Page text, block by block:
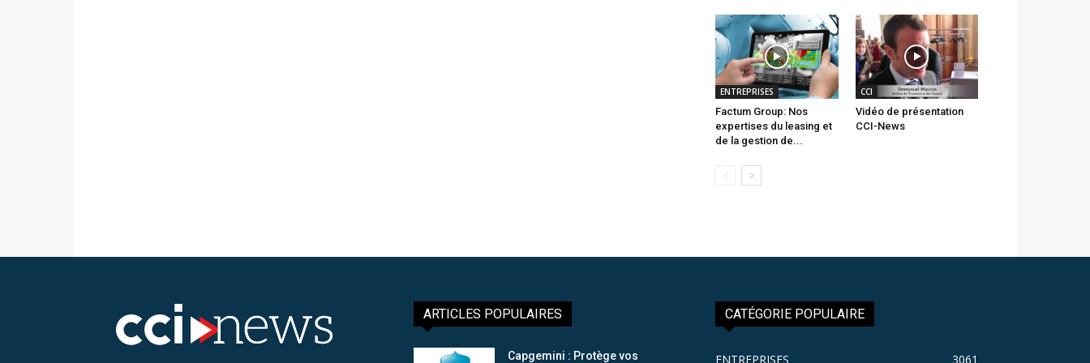
ENTREPRISES
Factum Group: Nos
expertises du leasing et
de la gestion de...
CCI
Vidéo de présentation
CCI-News
ARTICLES POPULAIRES
Capgemini : Protège vos
CATÉGORIE POPULAIRE
ENTREPRISES 3061